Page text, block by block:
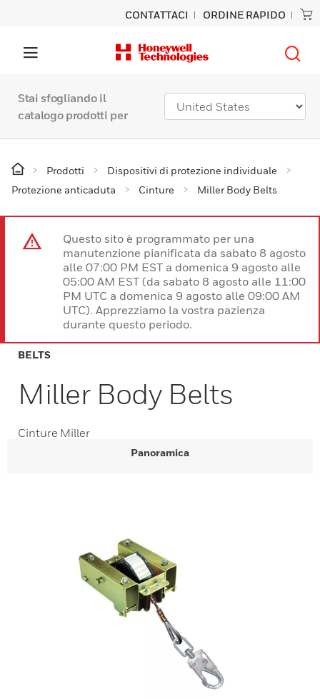
CONTATTACI ORDINE RAPIDO
Stai sfogliando il
catalogo prodotti per
Prodotti
Dispositivi di protezione individuale
Protezione anticaduta
Cinture Miller Body Belts
Questo sito è programmato per una
manutenzione pianificata da sabato 8 agosto
alle 07:00 PM EST a domenica 9 agosto alle
05:00 AM EST (da sabato 8 agosto alle 11:00
PM UTC a domenica 9 agosto alle 09:00 AM
UTC). Apprezziamo la vostra pazienza
durante questo periodo.
BELTS
Miller Body Belts
Cinture Miller
Panoramica